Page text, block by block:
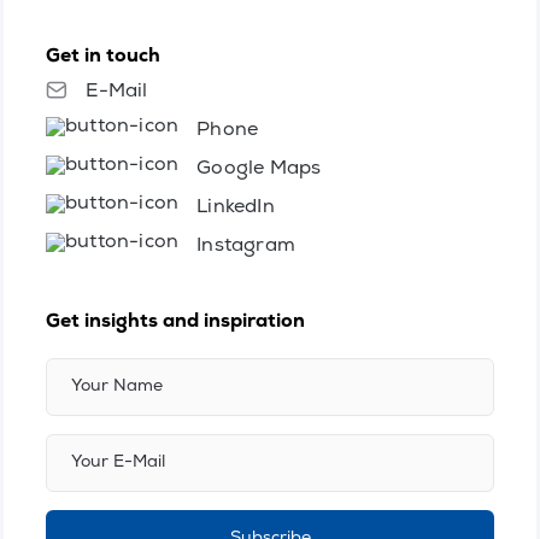
Get in touch
E-Mail
Phone
Google Maps
LinkedIn
Instagram
Get insights and inspiration